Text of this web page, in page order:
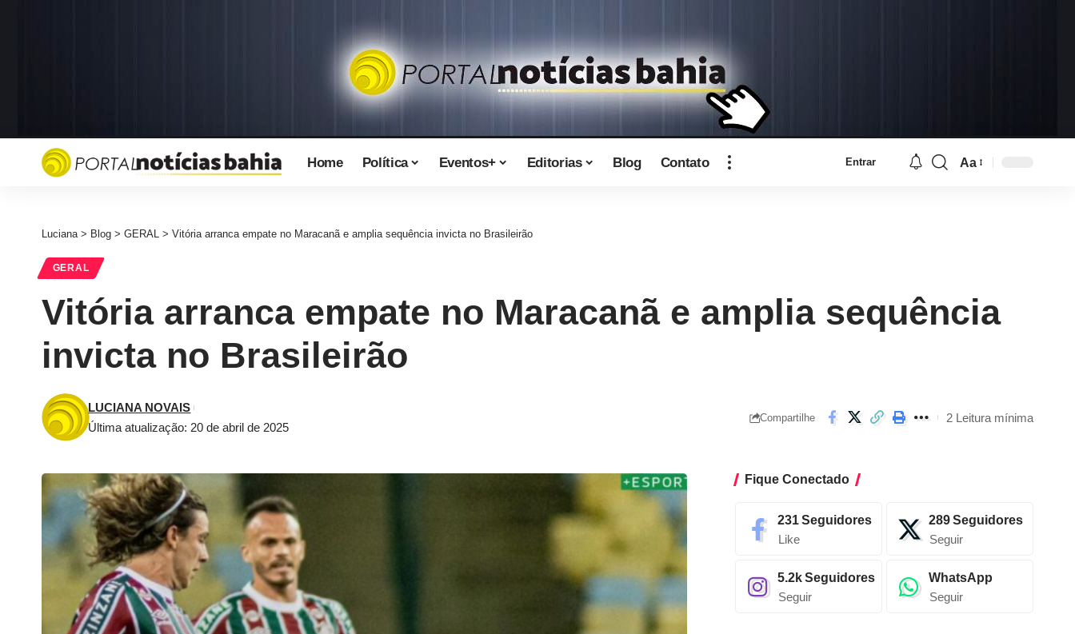
Home Política Eventos+ Editorias Blog Contato Entrar Aa
Luciana> Blog > GERAL > Vitória arranca empate no Maracanã e amplia sequência invicta no Brasileirão
GERAL
Vitória arranca empate no Maracanã e amplia sequência
invicta no Brasileirão
Última atualização: 20 de abril de 2025
LUCIANA NOVAIS
Compartilhe 2 Leitura mínima
Fique Conectado
231Seguidores
Like
289Seguidores
Seguir
5.2kSeguidores
Seguir
WhatsApp
Seguir